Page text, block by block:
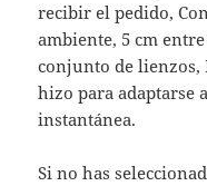
recibir el pedido,
ambiente, 5 cm
conjunto de lienzos,
hizo para adaptarse
instantánea.
Si no has